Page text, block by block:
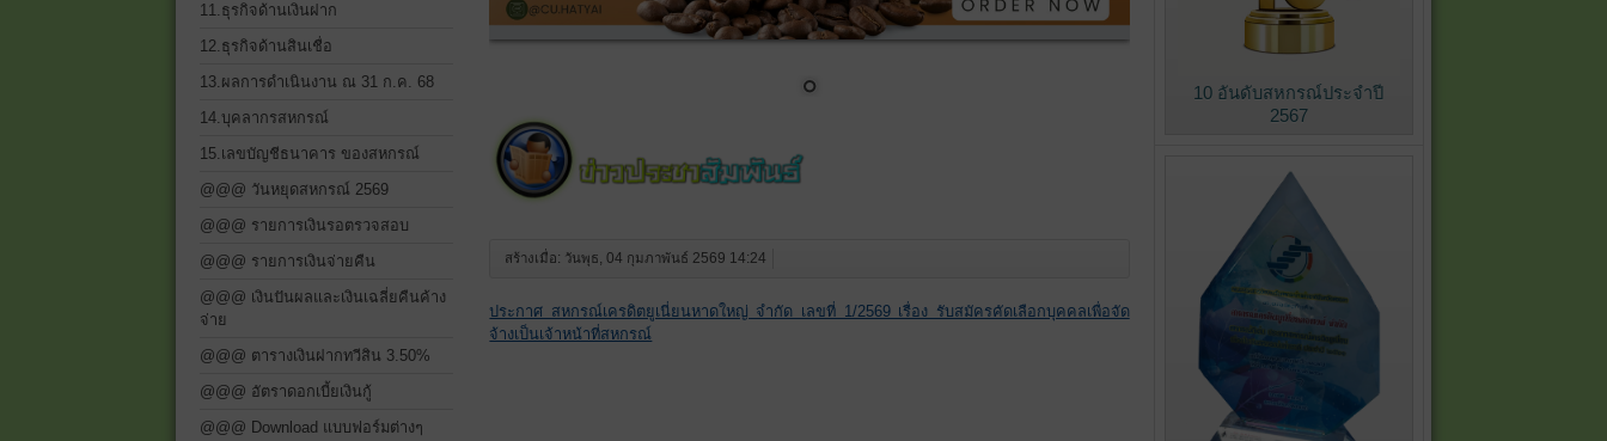
11.ธุรกิจด้านเงินฝาก
12.ธุรกิจด้านสินเชื่อ
13.ผลการดำเนินงาน ณ 31 ก.ค. 68
14.บุคลากรสหกรณ์
15.เลขบัญชีธนาคาร ของสหกรณ์
@@@ วันหยุดสหกรณ์ 2569
@@@ รายการเงินรอตรวจสอบ
@@@ รายการเงินจ่ายคืน
@@@ เงินปันผลและเงินเฉลี่ยคืนค้าง
จ่าย
@@@ ตารางเงินฝากทวีสิน 3.50%
@@@ อัตราดอกเบี้ยเงินกู้
@@@ Download แบบฟอร์มต่างๆ
สร้างเมื่อ: วันพุธ, 04 กุมภาพันธ์ 2569 14:24
ประกาศ สหกรณ์เครดิตยูเนี่ยนหาดใหญ่ จำกัด เลขที่ 1/2569 เรื่อง รับสมัครคัดเลือกบุคคลเพื่อจัด
จ้างเป็นเจ้าหน้าที่สหกรณ์
10 อันดับสหกรณ์ประจำปี
2567